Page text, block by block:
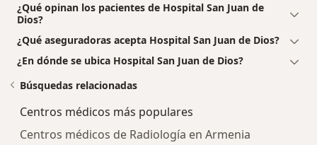
¿Qué opinan los pacientes de Hospital San Juan de
Dios?
¿Qué aseguradoras acepta Hospital San Juan de Dios?
¿En dónde se ubica Hospital San Juan de Dios?
Búsquedas relacionadas
Centros médicos más populares
Centros médicos de Radiología en Armenia